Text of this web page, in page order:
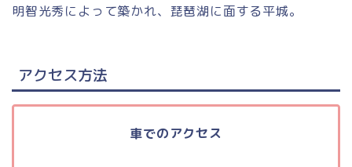
明智光秀によって築かれ、琵琶湖に面する平城。
アクセス方法
車でのアクセス